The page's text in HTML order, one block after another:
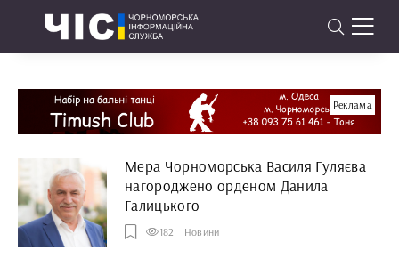
Реклама
Мера Чорноморська Василя Гуляєва
нагороджено орденом Данила
Галицького
182 Новини